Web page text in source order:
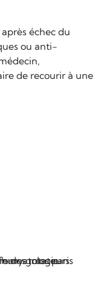
échec du
ou anti-
de recourir à une